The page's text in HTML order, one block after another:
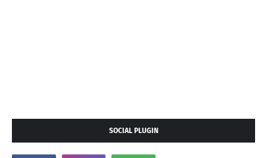
SOCIAL PLUGIN